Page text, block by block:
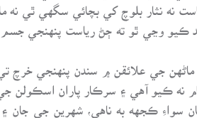
نه نثار بلوچ کي بچائي سگهي ٿي
ڪيو وڃي ٿو ته ڄڻ رياست پنهنجي
جي علائقن ۾ سندن پنهنجي خرچ
نه ڪيو آهي ۽ سرڪار پاران اسڪولن
سواءِ ڪجهه به ناهي، شهرين جي جان